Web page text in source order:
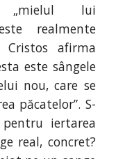
„mielul lui
realmente
Cristos afirma
este sângele
nou, care se
păcatelor”. S-
iertarea
real, concret?